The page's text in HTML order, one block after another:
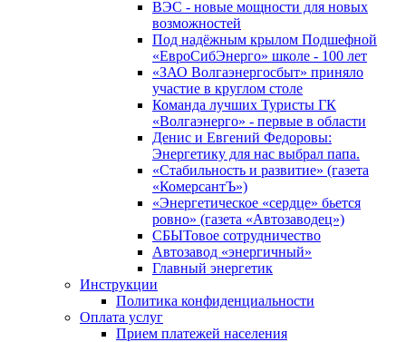
ВЭС - новые мощности для новых
возможностей
Под надёжным крылом Подшефной
«ЕвроСибЭнерго» школе - 100 лет
«ЗАО Волгаэнергосбыт» приняло
участие в круглом столе
Команда лучших Туристы ГК
«Волгаэнерго» - первые в области
Денис и Евгений Федоровы:
Энергетику для нас выбрал папа.
«Стабильность и развитие» (газета
«КомерсантЪ»)
«Энергетическое «сердце» бьется
ровно» (газета «Автозаводец»)
СБЫТовое сотрудничество
Автозавод «энергичный»
Главный энергетик
Инструкции
Политика конфиденциальности
Оплата услуг
Прием платежей населения